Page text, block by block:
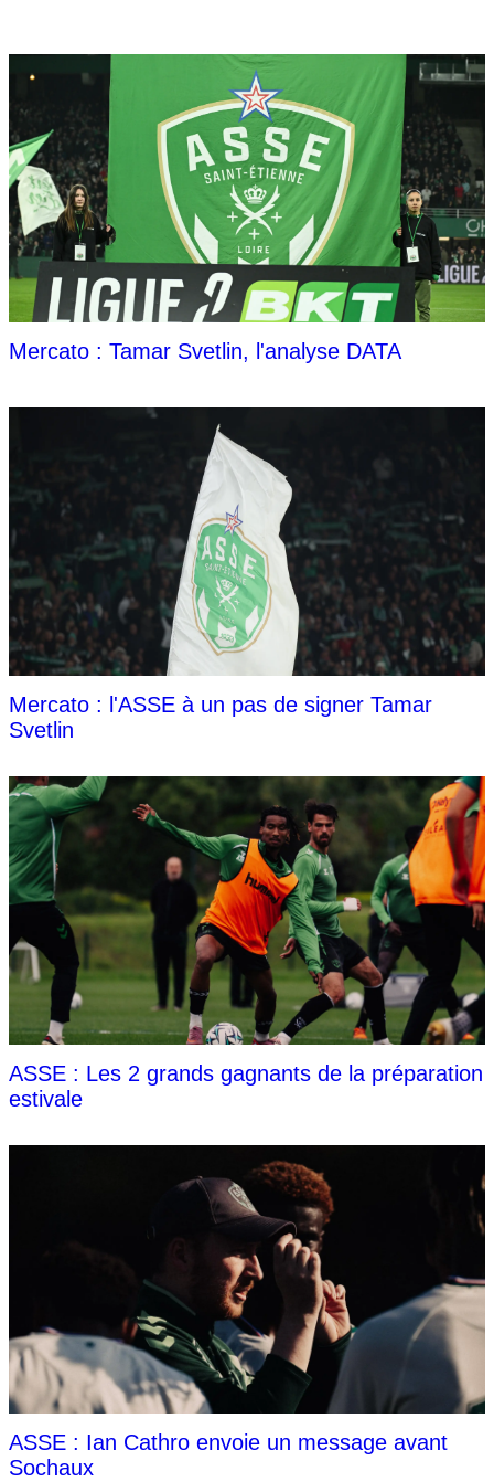
Mercato : Tamar Svetlin, l'analyse DATA
Mercato : l'ASSE à un pas de signer Tamar
Svetlin
ASSE : Les 2 grands gagnants de la préparation
estivale
ASSE : Ian Cathro envoie un message avant
Sochaux